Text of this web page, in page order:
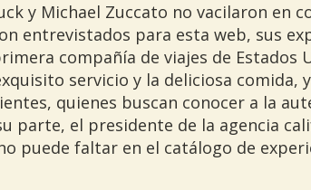
y Michael Zuccato no vacilaron en
entrevistados para esta web, sus
compañía de viajes de Estados
servicio y la deliciosa comida,
quienes buscan conocer a la
parte, el presidente de la agencia
puede faltar en el catálogo de